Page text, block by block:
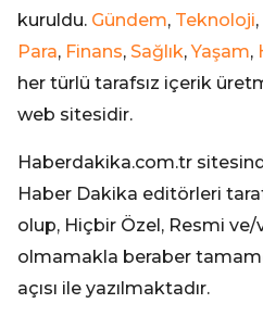
kuruldu. Gündem, Teknoloji,
Para, Finans, Sağlık,Yaşam,
her türlü tarafsız içerik
web sitesidir.
Haberdakika.com.tr
Haber Dakika editörleri
olup, Hiçbir Özel, Resmi ve/
olmamakla beraber
açısı ile yazılmaktadır.